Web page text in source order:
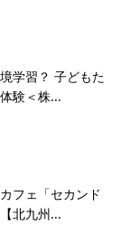
学習？ 子どもた
験＜株...
フェ「セカンド
北九州...